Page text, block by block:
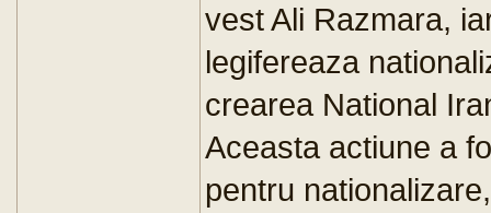
vest Ali Razmara,
legifereaza
crearea National
Aceasta actiune a
pentru